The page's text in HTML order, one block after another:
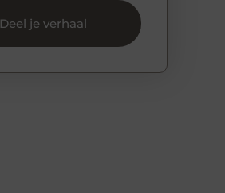
Deel je verhaal